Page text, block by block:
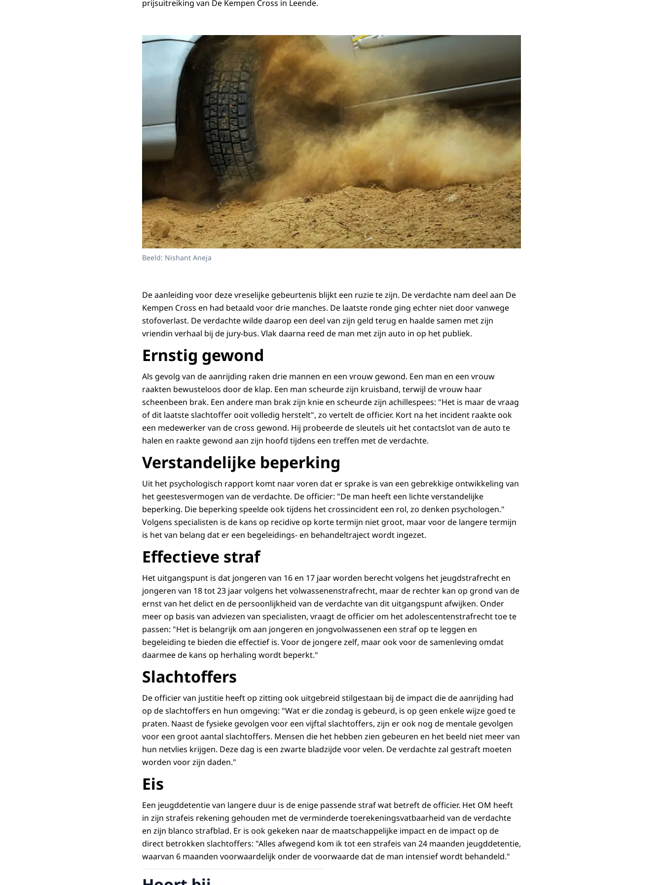
prijsuitreiking van De Kempen Cross in Leende.
Beeld: Nishant Aneja
De aanleiding voor deze vreselijke gebeurtenis blijkt een ruzie te zijn. De verdachte nam deel aan De
Kempen Cross en had betaald voor drie manches. De laatste ronde ging echter niet door vanwege
stofoverlast. De verdachte wilde daarop een deel van zijn geld terug en haalde samen met zijn
vriendin verhaal bij de jury-bus. Vlak daarna reed de man met zijn auto in op het publiek.
Ernstig gewond
Als gevolg van de aanrijding raken drie mannen en een vrouw gewond. Een man en een vrouw
raakten bewusteloos door de klap. Een man scheurde zijn kruisband, terwijl de vrouw haar
scheenbeen brak. Een andere man brak zijn knie en scheurde zijn achillespees: "Het is maar de vraag
of dit laatste slachtoffer ooit volledig herstelt", zo vertelt de officier. Kort na het incident raakte ook
een medewerker van de cross gewond. Hij probeerde de sleutels uit het contactslot van de auto te
halen en raakte gewond aan zijn hoofd tijdens een treffen met de verdachte.
Verstandelijke beperking
Uit het psychologisch rapport komt naar voren dat er sprake is van een gebrekkige ontwikkeling van
het geestesvermogen van de verdachte. De officier: "De man heeft een lichte verstandelijke
beperking. Die beperking speelde ook tijdens het crossincident een rol, zo denken psychologen."
Volgens specialisten is de kans op recidive op korte termijn niet groot, maar voor de langere termijn
is het van belang dat er een begeleidings- en behandeltraject wordt ingezet.
Effectieve straf
Het uitgangspunt is dat jongeren van 16 en 17 jaar worden berecht volgens het jeugdstrafrecht en
jongeren van 18 tot 23 jaar volgens het volwassenenstrafrecht, maar de rechter kan op grond van de
ernst van het delict en de persoonlijkheid van de verdachte van dit uitgangspunt afwijken. Onder
meer op basis van adviezen van specialisten, vraagt de officier om het adolescentenstrafrecht toe te
passen: "Het is belangrijk om aan jongeren en jongvolwassenen een straf op te leggen en
begeleiding te bieden die effectief is. Voor de jongere zelf, maar ook voor de samenleving omdat
daarmee de kans op herhaling wordt beperkt."
Slachtoffers
De officier van justitie heeft op zitting ook uitgebreid stilgestaan bij de impact die de aanrijding had
op de slachtoffers en hun omgeving: "Wat er die zondag is gebeurd, is op geen enkele wijze goed te
praten. Naast de fysieke gevolgen voor een vijftal slachtoffers, zijn er ook nog de mentale gevolgen
voor een groot aantal slachtoffers. Mensen die het hebben zien gebeuren en het beeld niet meer van
hun netvlies krijgen. Deze dag is een zwarte bladzijde voor velen. De verdachte zal gestraft moeten
worden voor zijn daden."
Eis
Een jeugddetentie van langere duur is de enige passende straf wat betreft de officier. Het OM heeft
in zijn strafeis rekening gehouden met de verminderde toerekeningsvatbaarheid van de verdachte
en zijn blanco strafblad. Er is ook gekeken naar de maatschappelijke impact en de impact op de
direct betrokken slachtoffers: "Alles afwegend kom ik tot een strafeis van 24 maanden jeugddetentie,
waarvan 6 maanden voorwaardelijk onder de voorwaarde dat de man intensief wordt behandeld."